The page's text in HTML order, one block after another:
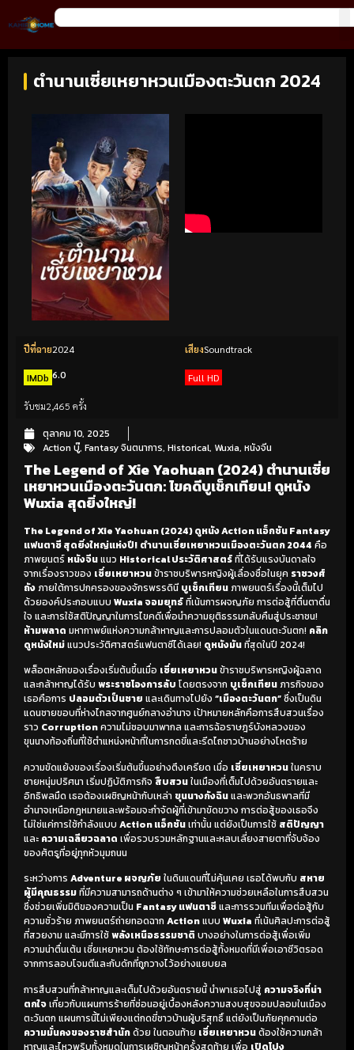
ตำนานเซี่ยเหยาหวนเมืองตะวันตก 2024
ปีที่ฉาย2024 เสียงSoundtrack
IMDb 6.0 Full HD
รับชม2,465 ครั้ง
ตุลาคม 10, 2025
Action บู๊, Fantasy จินตนาการ, Historical, Wuxia, หนังจีน
The Legend of Xie Yaohuan (2024) ตำนานเซี่ย
เหยาหวนเมืองตะวันตก: ไขคดีบูเช็กเทียน! ดูหนัง
Wuxia สุดยิ่งใหญ่!
The Legend of Xie Yaohuan (2024) ดูหนัง Action แอ็กชัน Fantasy
แฟนตาซี สุดยิ่งใหญ่แห่งปี! ตำนานเซี่ยเหยาหวนเมืองตะวันตก 2044 คือ
ภาพยนตร์ หนังจีนแนว Historical ประวัติศาสตร์ที่ได้รับแรงบันดาลใจ
จากเรื่องราวของ เซี่ยเหยาหวนข้าราชบริพารหญิงผู้เลื่องชื่อในยุค ราชวงศ์
ถังภายใต้การปกครองของจักรพรรดินี บูเช็กเทียนภาพยนตร์เรื่องนี้เต็มไป
ด้วยองค์ประกอบแบบ Wuxia จอมยุทธ์ที่เน้นการผจญภัย การต่อสู้ที่ตื่นตาตื่น
ใจ และการใช้สติปัญญาในการไขคดีเพื่อนำความยุติธรรมกลับคืนสู่ประชาชน!
ห้ามพลาด มหากาพย์แห่งความกล้าหาญและการปลอมตัวในแดนตะวันตก! คลิก
ดูหนังใหม่แนวประวัติศาสตร์แฟนตาซีได้เลย! ดูหนังมันที่สุดในปี 2024!
พล็อตหลักของเรื่องเริ่มต้นขึ้นเมื่อ เซี่ยเหยาหวนข้าราชบริพารหญิงผู้ฉลาด
และกล้าหาญได้รับ พระราชโองการลับ โดยตรงจาก บูเช็กเทียนภารกิจของ
เธอคือการ ปลอมตัวเป็นชาย และเดินทางไปยัง “เมืองตะวันตก”ซึ่งเป็นดิน
แดนชายขอบที่ห่างไกลจากศูนย์กลางอำนาจ เป้าหมายหลักคือการสืบสวนเรื่อง
ราว Corruptionความไม่ชอบมาพากล และการฉ้อราษฎร์บังหลวงของ
ขุนนางท้องถิ่นที่ใช้ตำแหน่งหน้าที่ในการกดขี่และรีดไถชาวบ้านอย่างโหดร้าย
ความขัดแย้งของเรื่องเริ่มต้นขึ้นอย่างตึงเครียด เมื่อ เซี่ยเหยาหวนในคราบ
ชายหนุ่มปริศนา เริ่มปฏิบัติภารกิจ สืบสวนในเมืองที่เต็มไปด้วยอันตรายและ
อิทธิพลมืด เธอต้องเผชิญหน้ากับเหล่า ขุนนางกังฉินและพวกอันธพาลที่มี
อำนาจเหนือกฎหมายและพร้อมจะกำจัดผู้ที่เข้ามาขัดขวาง การต่อสู้ของเธอจึง
ไม่ใช่แค่การใช้กำลังแบบ Action แอ็กชันเท่านั้น แต่ยังเป็นการใช้ สติปัญญา
และ ความเฉลียวฉลาด เพื่อรวบรวมหลักฐานและหลบเลี่ยงสายตาที่จับจ้อง
ของศัตรูที่อยู่ทุกหัวมุมถนน
ระหว่างการ Adventure ผจญภัย ในดินแดนที่ไม่คุ้นเคย เธอได้พบกับ สหาย
ผู้มีคุณธรรมที่มีความสามารถด้านต่าง ๆ เข้ามาให้ความช่วยเหลือในการสืบสวน
ซึ่งช่วยเพิ่มมิติของความเป็น Fantasy แฟนตาซีและการรวมทีมเพื่อต่อสู้กับ
ความชั่วร้าย ภาพยนตร์ถ่ายทอดฉาก Actionแบบ Wuxia ที่เน้นศิลปะการต่อสู้
ที่สวยงาม และมีการใช้พลังเหนือธรรมชาติ บางอย่างในการต่อสู้เพื่อเพิ่ม
ความน่าตื่นเต้น เซี่ยเหยาหวน ต้องใช้ทักษะการต่อสู้ทั้งหมดที่มีเพื่อเอาชีวิตรอด
จากการลอบโจมตีและกับดักที่ถูกวางไว้อย่างแยบยล
การสืบสวนที่กล้าหาญและเต็มไปด้วยอันตรายนี้ นำพาเธอไปสู่ ความจริงที่น่า
ตกใจเกี่ยวกับแผนการร้ายที่ซ่อนอยู่เบื้องหลังความสงบสุขจอมปลอมในเมือง
ตะวันตก แผนการนี้ไม่เพียงแต่กดขี่ชาวบ้านผู้บริสุทธิ์ แต่ยังเป็นภัยคุกคามต่อ
ความมั่นคงของราชสำนักด้วย ในตอนท้าย เซี่ยเหยาหวนต้องใช้ความกล้า
หาญและไหวพริบทั้งหมดในการเผชิญหน้าครั้งสุดท้าย เพื่อ เปิดโปง